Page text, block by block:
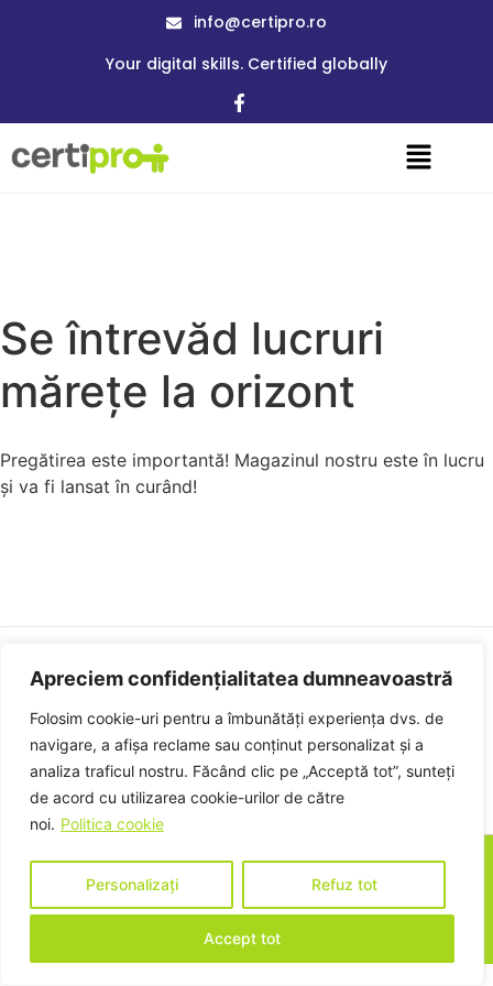
Apreciem confidențialitatea dumneavoastră
Folosim cookie-uri pentru a îmbunătăți experiența dvs. de
navigare, a afișa reclame sau conținut personalizat și a
analiza traficul nostru. Făcând clic pe „Acceptă tot”, sunteți
de acord cu utilizarea cookie-urilor de către
noi. Politica cookie
Personalizați Refuz tot
Accept tot
info@certipro.ro
Your digital skills. Certified globally
Se întrevăd lucruri
mărețe la orizont
Pregătirea este importantă! Magazinul nostru este în lucru
și va fi lansat în curând!
Politica de confidențialitate
Politica de cookies
Termeni și condiții
certipro© 2025. Toate drepturile rezervate